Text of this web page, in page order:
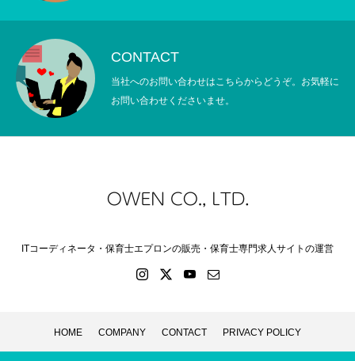
CONTACT
当社へのお問い合わせはこちらからどうぞ。お気軽に
お問い合わせくださいませ。
ITコーディネータ・保育士エプロンの販売・保育士専門求人サイトの運営
HOME COMPANY CONTACT PRIVACY POLICY